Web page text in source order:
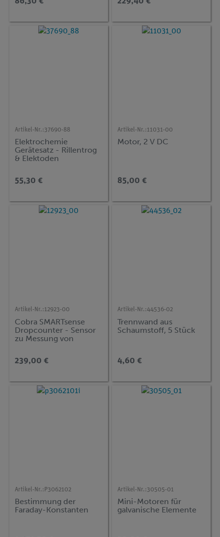
Artikel-Nr.:37690-88
Elektrochemie
Gerätesatz - Rillentrog
& Elektoden
55,30 €
Artikel-Nr.:11031-00
Motor, 2 V DC
85,00 €
Artikel-Nr.:12923-00
Cobra SMARTsense
Dropcounter - Sensor
zu Messung von
(Bluetooth + USB)
239,00 €
Artikel-Nr.:44536-02
Trennwand aus
Schaumstoff, 5 Stück
4,60 €
Artikel-Nr.: P3062102
Bestimmung der
Faraday-Konstanten
Artikel-Nr.:30505-01
Mini-Motoren für
galvanische Elemente